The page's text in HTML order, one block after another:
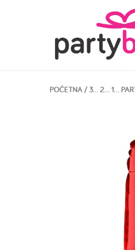
POČETNA/3… 2… 1…